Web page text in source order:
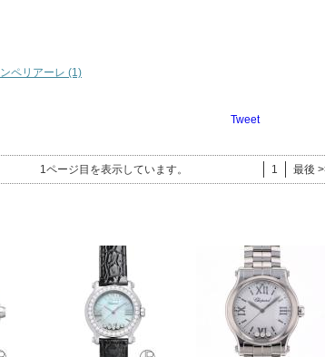
ペリアーレ (1)
Tweet
1ページ目を表示しています。 1 最後